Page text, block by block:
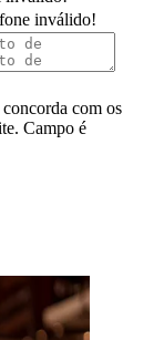
inválido!
com os
Campo é